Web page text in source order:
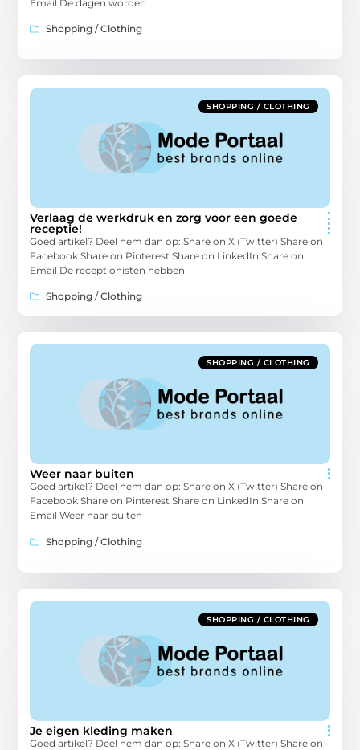
Email De dagen worden
Shopping / Clothing
SHOPPING / CLOTHING
Verlaag de werkdruk en zorg voor een goede
receptie!
Goed artikel? Deel hem dan op: Share on X (Twitter) Share on
Facebook Share on Pinterest Share on LinkedIn Share on
Email De receptionisten hebben
Shopping / Clothing
SHOPPING / CLOTHING
Weer naar buiten
Goed artikel? Deel hem dan op: Share on X (Twitter) Share on
Facebook Share on Pinterest Share on LinkedIn Share on
Email Weer naar buiten
Shopping / Clothing
SHOPPING / CLOTHING
Je eigen kleding maken
Goed artikel? Deel hem dan op: Share on X (Twitter) Share on